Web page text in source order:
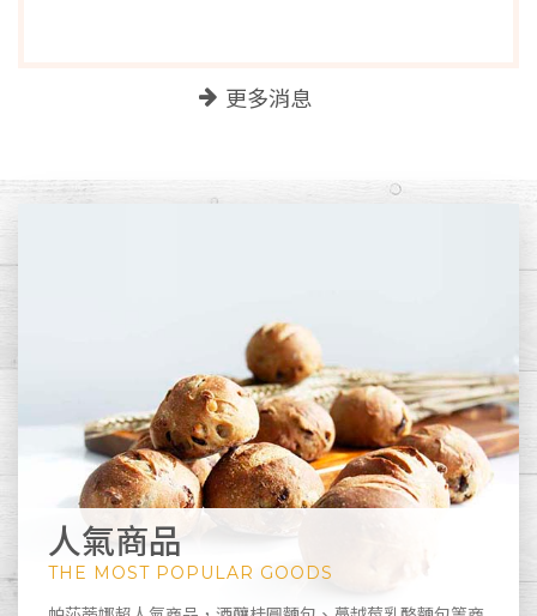
更多消息
人氣商品
THE MOST POPULAR GOODS